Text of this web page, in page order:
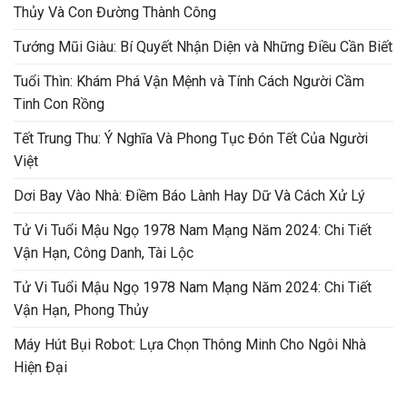
Thủy Và Con Đường Thành Công
Tướng Mũi Giàu: Bí Quyết Nhận Diện và Những Điều Cần Biết
Tuổi Thìn: Khám Phá Vận Mệnh và Tính Cách Người Cầm
Tinh Con Rồng
Tết Trung Thu: Ý Nghĩa Và Phong Tục Đón Tết Của Người
Việt
Dơi Bay Vào Nhà: Điềm Báo Lành Hay Dữ Và Cách Xử Lý
Tử Vi Tuổi Mậu Ngọ 1978 Nam Mạng Năm 2024: Chi Tiết
Vận Hạn, Công Danh, Tài Lộc
Tử Vi Tuổi Mậu Ngọ 1978 Nam Mạng Năm 2024: Chi Tiết
Vận Hạn, Phong Thủy
Máy Hút Bụi Robot: Lựa Chọn Thông Minh Cho Ngôi Nhà
Hiện Đại